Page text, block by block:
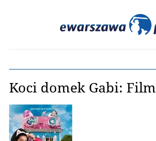
Koci domek Gabi: Film